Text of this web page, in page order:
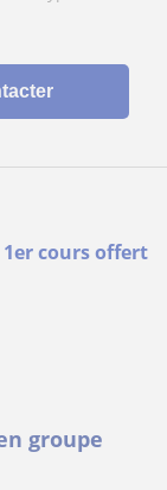
1er cours offert
groupe